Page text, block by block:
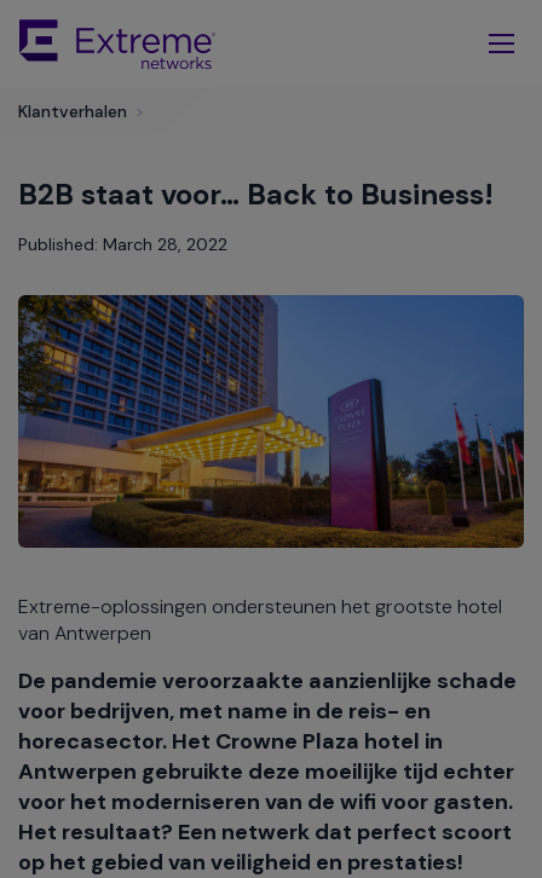
Main
Klantverhalen >
B2B staat voor… Back to Business!
Published: March 28, 2022
Extreme-oplossingen ondersteunen het grootste hotel
van Antwerpen
De pandemie veroorzaakte aanzienlijke schade
voor bedrijven, met name in de reis- en
horecasector. Het Crowne Plaza hotel in
Antwerpen gebruikte deze moeilijke tijd echter
voor het moderniseren van de wifi voor gasten.
Het resultaat? Een netwerk dat perfect scoort
op het gebied van veiligheid en prestaties!